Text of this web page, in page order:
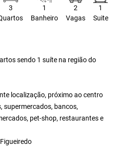
3
1
Banheiro
2
Vagas
1
Suite
sendo 1 suíte na região do
localização, próximo ao centro
supermercados, bancos,
pet-shop, restaurantes e